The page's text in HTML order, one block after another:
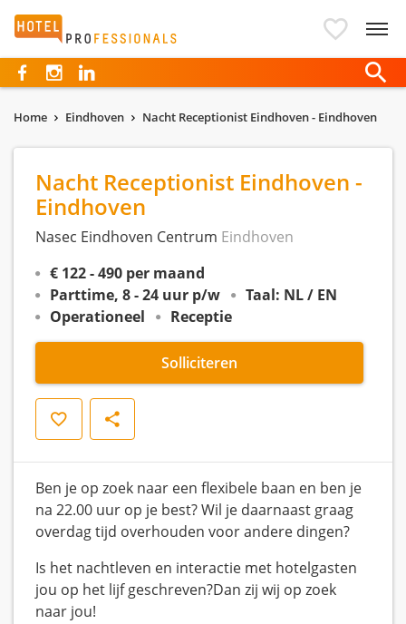
Hotelprofessionals
Home Eindhoven Nacht Receptionist Eindhoven - Eindhoven
Nacht Receptionist Eindhoven -
Eindhoven
Nasec Eindhoven Centrum Eindhoven
€ 122 - 490 per maand
Parttime, 8 - 24 uur p/w
Taal: NL / EN
Operationeel
Receptie
Solliciteren
Opslaan Delen
Ben je op zoek naar een flexibele baan en ben je
na 22.00 uur op je best? Wil je daarnaast graag
overdag tijd overhouden voor andere dingen?
Is het nachtleven en interactie met hotelgasten
jou op het lijf geschreven?Dan zij wij op zoek
naar jou!